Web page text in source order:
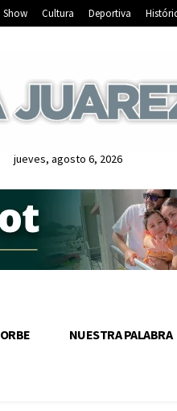
Show Cultura Deportiva
jueves, agosto 6, 2026
ORBE NUESTRA PALABRA